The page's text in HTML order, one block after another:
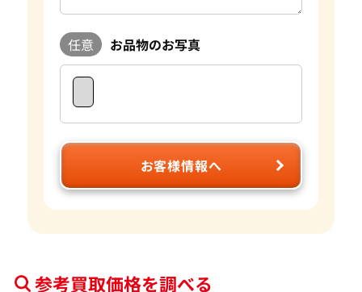
任意 お品物のお写真
お客様情報へ
参考買取価格を調べる